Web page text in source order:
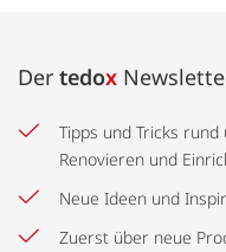
Der tedox
Tipps und Tricks
Renovieren und
Neue Ideen und
Zuerst über neue